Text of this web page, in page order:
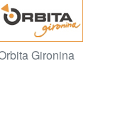
Gironina